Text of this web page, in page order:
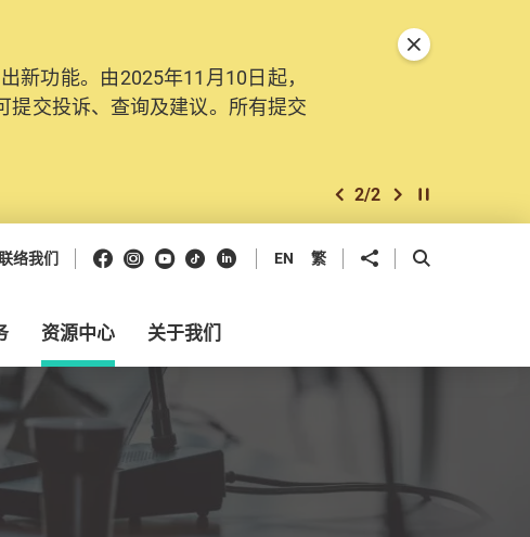
新功能。由2025年11月10日起，
提交投诉、查询及建议。所有提交
上一个
2/2 下一个开始/暂停幻灯
关闭特別通告
络我们 Facebook
Instagram
Youtube
抖音领英 EN 繁 分享到 开启搜寻框
资源中心 关于我们